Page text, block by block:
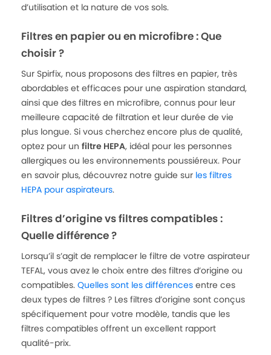
d’utilisation et la nature de vos sols.
Filtres en papier ou en microfibre : Que
choisir ?
Sur Spirfix, nous proposons des filtres en papier, très
abordables et efficaces pour une aspiration standard,
ainsi que des filtres en microfibre, connus pour leur
meilleure capacité de filtration et leur durée de vie
plus longue. Si vous cherchez encore plus de qualité,
optez pour un filtre HEPA, idéal pour les personnes
allergiques ou les environnements poussiéreux. Pour
en savoir plus, découvrez notre guide sur les filtres
HEPA pour aspirateurs.
Filtres d’origine vs filtres compatibles :
Quelle différence ?
Lorsqu’il s’agit de remplacer le filtre de votre aspirateur
TEFAL, vous avez le choix entre des filtres d’origine ou
compatibles. Quelles sont les différences entre ces
deux types de filtres ? Les filtres d’origine sont conçus
spécifiquement pour votre modèle, tandis que les
filtres compatibles offrent un excellent rapport
qualité-prix.